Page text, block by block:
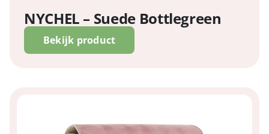
NYCHEL – Suede Bottlegreen
Bekijk product